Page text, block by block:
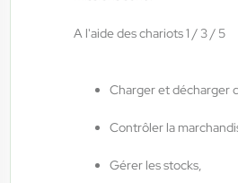
A l'aide des chariots 1 / 3 / 5
Charger et décharger
Contrôler la
Gérer les stocks,
Rambervillers , France
13,50 €/h - 15,50 €/h